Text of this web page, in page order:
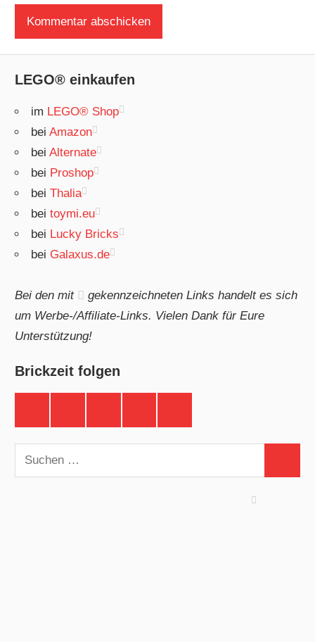
LEGO® einkaufen
im LEGO® Shop
beiAmazon
beiAlternate
bei Proshop
beiThalia
beitoymi.eu
bei Lucky Bricks
bei Galaxus.de
Bei den mit
gekennzeichneten Links handelt es sich
um Werbe-/Affiliate-Links. Vielen Dank für Eure
Unterstützung!
Brickzeit folgen
Suchen
nach: